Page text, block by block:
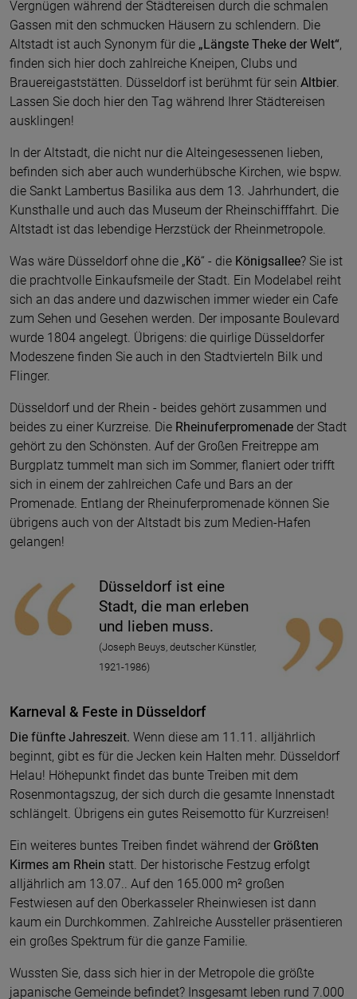
Vergnügen während der Städtereisen durch die schmalen
Gassen mit den schmucken Häusern zu schlendern. Die
Altstadt ist auch Synonym für die „Längste Theke der Welt“,
finden sich hier doch zahlreiche Kneipen, Clubs und
Brauereigaststätten. Düsseldorf ist berühmt für sein Altbier
Lassen Sie doch hier den Tag während Ihrer Städtereisen
ausklingen!
In der Altstadt, die nicht nur die Alteingesessenen lieben,
befinden sich aber auch wunderhübsche Kirchen, wie bspw.
die Sankt Lambertus Basilika aus dem 13. Jahrhundert, die
Kunsthalle und auch das Museum der Rheinschifffahrt. Die
Altstadt ist das lebendige Herzstück der Rheinmetropole.
Was wäre Düsseldorf ohne die „Kö“ - die Königsallee? Sie ist
die prachtvolle Einkaufsmeile der Stadt. Ein Modelabel reiht
sich an das andere und dazwischen immer wieder ein Cafe
zum Sehen und Gesehen werden. Der imposante Boulevard
wurde 1804 angelegt. Übrigens: die quirlige Düsseldorfer
Modeszene finden Sie auch in den Stadtvierteln Bilk und
Flinger.
Düsseldorf und der Rhein - beides gehört zusammen und
beides zu einer Kurzreise. Die Rheinuferpromenade der Stadt
gehört zu den Schönsten. Auf der Großen Freitreppe am
Burgplatz tummelt man sich im Sommer, flaniert oder trifft
sich in einem der zahlreichen Cafe und Bars an der
Promenade. Entlang der Rheinuferpromenade können Sie
übrigens auch von der Altstadt bis zum Medien-Hafen
gelangen!
Düsseldorf ist eine
Stadt, die man erleben
und lieben muss.
(Joseph Beuys, deutscher Künstler,
1921-1986)
Karneval & Feste in Düsseldorf
Die fünfte Jahreszeit. Wenn diese am 11.11. alljährlich
beginnt, gibt es für die Jecken kein Halten mehr. Düsseldorf
Helau! Höhepunkt findet das bunte Treiben mit dem
Rosenmontagszug, der sich durch die gesamte Innenstadt
schlängelt. Übrigens ein gutes Reisemotto für Kurzreisen!
Ein weiteres buntes Treiben findet während der Größten
Kirmes am Rhein statt. Der historische Festzug erfolgt
alljährlich am 13.07.. Auf den 165.000 m² großen
Festwiesen auf den Oberkasseler Rheinwiesen ist dann
kaum ein Durchkommen. Zahlreiche Aussteller präsentieren
ein großes Spektrum für die ganze Familie.
Wussten Sie, dass sich hier in der Metropole die größte
japanische Gemeinde befindet? Insgesamt leben rund 7.000